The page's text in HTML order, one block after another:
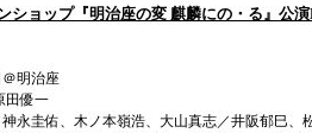
ショップ『明治座の変 麒麟にの・る』公
＠明治座
田優一
永圭佑、木ノ本嶺浩、大山真志／井阪郁巳、